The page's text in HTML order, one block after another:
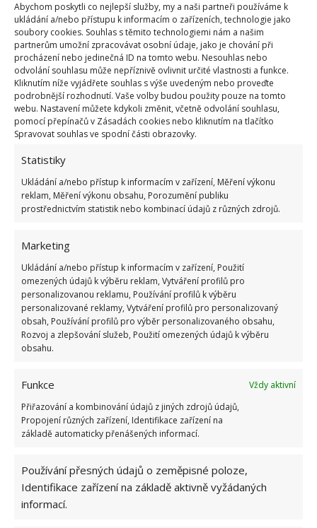
Abychom poskytli co nejlepší služby, my a naši partneři používáme k
ukládání a/nebo přístupu k informacím o zařízeních, technologie jako
soubory cookies. Souhlas s těmito technologiemi nám a našim
partnerům umožní zpracovávat osobní údaje, jako je chování při
procházení nebo jedinečná ID na tomto webu. Nesouhlas nebo
odvolání souhlasu může nepříznivě ovlivnit určité vlastnosti a funkce.
Kliknutím níže vyjádřete souhlas s výše uvedeným nebo proveďte
podrobnější rozhodnutí. Vaše volby budou použity pouze na tomto
webu. Nastavení můžete kdykoli změnit, včetně odvolání souhlasu,
pomocí přepínačů v Zásadách cookies nebo kliknutím na tlačítko
Spravovat souhlas ve spodní části obrazovky.
Statistiky
Ukládání a/nebo přístup k informacím v zařízení, Měření výkonu
reklam, Měření výkonu obsahu, Porozumění publiku
prostřednictvím statistik nebo kombinací údajů z různých zdrojů.
Marketing
Ukládání a/nebo přístup k informacím v zařízení, Použití
omezených údajů k výběru reklam, Vytváření profilů pro
personalizovanou reklamu, Používání profilů k výběru
personalizované reklamy, Vytváření profilů pro personalizovaný
obsah, Používání profilů pro výběr personalizovaného obsahu,
Rozvoj a zlepšování služeb, Použití omezených údajů k výběru
obsahu.
Funkce
Vždy aktivní
Přiřazování a kombinování údajů z jiných zdrojů údajů,
Propojení různých zařízení, Identifikace zařízení na
základě automaticky přenášených informací.
Používání přesných údajů o zeměpisné poloze,
Identifikace zařízení na základě aktivně vyžádaných
informací.
Kvíz na téma pionýrské tábory za socialismu:
Kdo je zažil, bez problému získá 12 ze 12 bodů
12.5.2026
Test znalostí o každodenní realitě za
komunismu: 10 retro otázek ukáže, kdo má
dobrý přehled
Retro kvíz o oblíbených autech v dobách
socialismu: Tehdejší řidiči musí získat 10 z 10
bodů
ŽHAVÉ NOVINKY
Kdo vyhazuje kávovou sedlinu do koše, dělá
rostlinám dodává živiny
9.8.2026